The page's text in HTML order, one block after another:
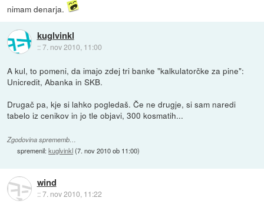
nimam denarja.
kuglvinkl
::7. nov 2010, 11:00
A kul, to pomeni, da imajo zdej tri banke "kalkulatorčke za pine":
Unicredit, Abanka in SKB.
Drugač pa, kje si lahko pogledaš. Če ne drugje, si sam naredi
tabelo iz cenikov in jo tle objavi, 300 kosmatih...
Zgodovina sprememb…
spremenil:kuglvinkl(7. nov 2010 ob 11:00)
wind
::7. nov 2010, 11:22